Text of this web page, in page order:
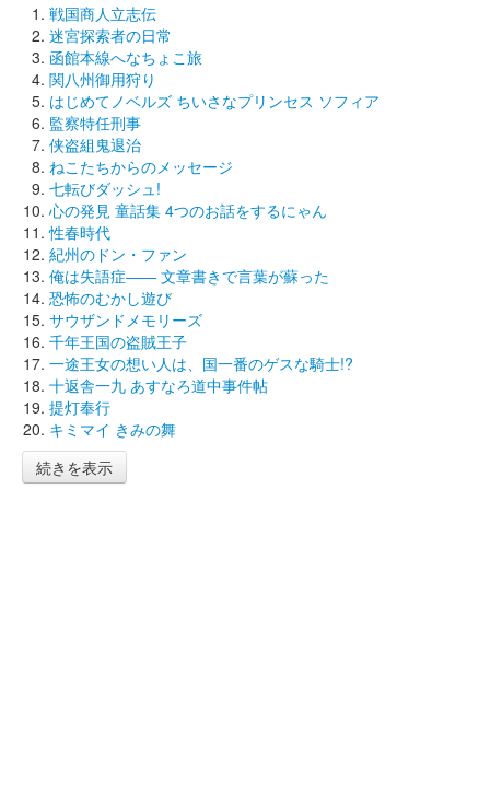
戦国商人立志伝
迷宮探索者の日常
函館本線へなちょこ旅
関八州御用狩り
はじめてノベルズ ちいさなプリンセス ソフィア
監察特任刑事
侠盗組鬼退治
ねこたちからのメッセージ
七転びダッシュ!
心の発見 童話集 4つのお話をするにゃん
性春時代
紀州のドン・ファン
俺は失語症―― 文章書きで言葉が蘇った
恐怖のむかし遊び
サウザンドメモリーズ
千年王国の盗賊王子
一途王女の想い人は、国一番のゲスな騎士!?
十返舎一九 あすなろ道中事件帖
提灯奉行
キミマイ きみの舞
続きを表示